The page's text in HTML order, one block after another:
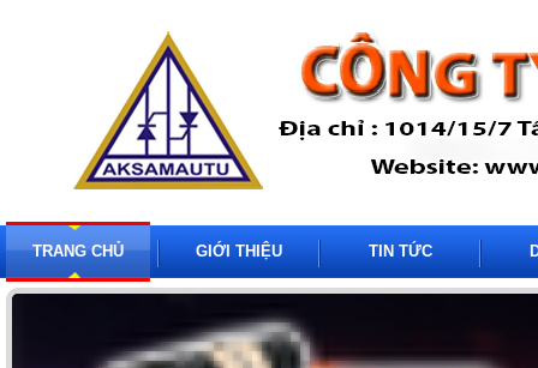
TRANG CHỦ GIỚI THIỆU TIN TỨC